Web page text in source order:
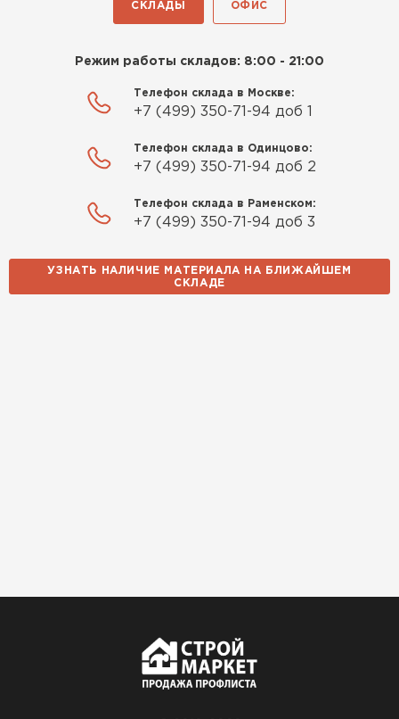
СКЛАДЫ ОФИС
Режим работы складов: 8:00 - 21:00
Телефон склада в Москве:
+7 (499) 350-71-94 доб 1
Телефон склада в Одинцово:
+7 (499) 350-71-94 доб 2
Телефон склада в Раменском:
+7 (499) 350-71-94 доб 3
УЗНАТЬ НАЛИЧИЕ МАТЕРИАЛА НА БЛИЖАЙШЕМ
СКЛАДЕ